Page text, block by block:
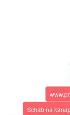
Schab na